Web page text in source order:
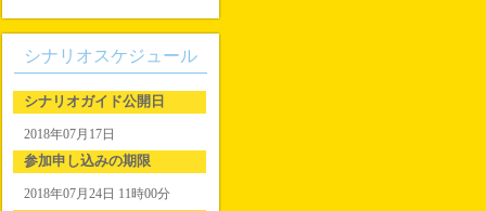
シナリオスケジュール
シナリオガイド公開日
2018年07月17日
参加申し込みの期限
2018年07月24日 11時00分